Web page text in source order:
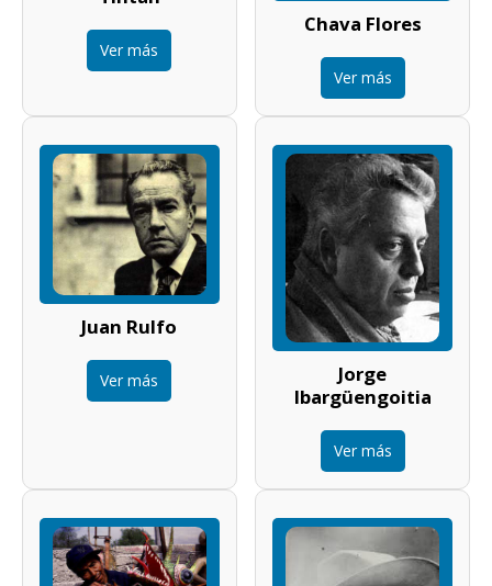
Ver más
Chava Flores
Ver más
Juan Rulfo
Ver más
Jorge
Ibargüengoitia
Ver más